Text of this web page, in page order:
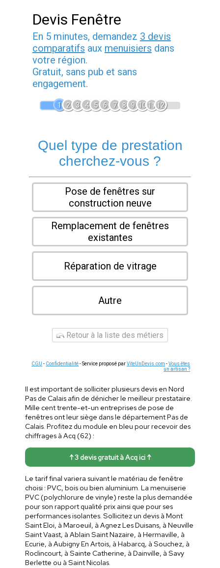
Devis Fenêtre
En 5 minutes, demandez 3 devis
comparatifs aux menuisiers dans
votre région.
Gratuit, sans pub et sans
engagement.
1 2 3 4 5 6 7 8 9 1011 12
Quel type de prestation
cherchez-vous ?
Pose de fenêtres sur
construction neuve
Remplacement de fenêtres
existantes
Réparation de vitrage
Autre
Retour à la liste des métiers
CGU - Confidentialité- Service proposé parViteUnDevis.com -Vous êtes
un artisan ?
Il est important de solliciter plusieurs devis en Nord
Pas de Calais afin de dénicher le meilleur prestataire.
Mille cent trente-et-un entreprises de pose de
fenêtres ont leur siège dans le département Pas de
Calais. Profitez du module en bleu pour recevoir des
chiffrages à Acq (62) :
↑ 3 devis gratuit à Acq ici ↑
Le tarif final variera suivant le matériau de fenêtre
choisi : PVC, bois ou bien aluminium. La menuiserie
PVC (polychlorure de vinyle) reste la plus demandée
pour son rapport qualité prix ainsi que pour ses
performances isolantes. Sollicitez un devis à Mont
Saint Eloi, à Maroeuil, à Agnez Les Duisans, à Neuville
Saint Vaast, à Ablain Saint Nazaire, à Hermaville, à
Ecurie, à Aubigny En Artois, à Habarcq, à Souchez, à
Roclincourt, à Sainte Catherine, à Dainville, à Savy
Berlette ou à Saint Nicolas.